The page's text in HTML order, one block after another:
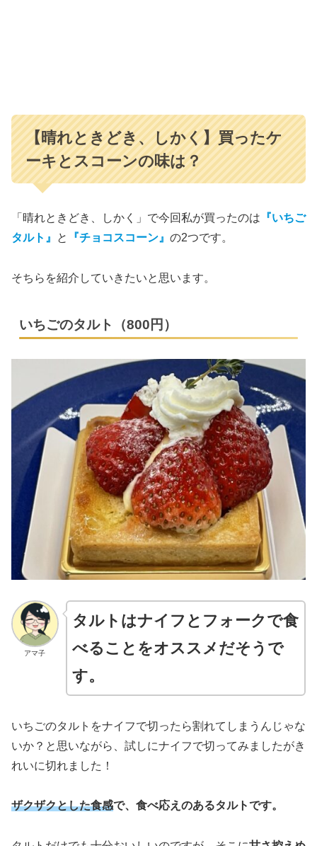
【晴れときどき、しかく】買ったケ
ーキとスコーンの味は？
「晴れときどき、しかく」で今回私が買ったのは 『いちご
タルト』
と 『チョコスコーン』 の2つです。
そちらを紹介していきたいと思います。
いちごのタルト（800円）
アマ子
タルトはナイフとフォークで食
べることをオススメだそうで
す。
いちごのタルトをナイフで切ったら割れてしまうんじゃな
いか？と思いながら、試しにナイフで切ってみましたがき
れいに切れました！
ザクザクとした食感で、食べ応えのあるタルトです。